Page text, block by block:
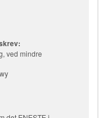
ved mindre